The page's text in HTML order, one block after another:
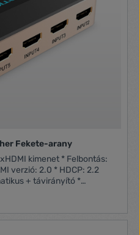
switcher Fekete-arany
kimenet * Felbontás:
verzió: 2.0 * HDCP: 2.2
+ távirányító *
HD Master Audio * Bemeneti
USB-C 5V * Burkolat: